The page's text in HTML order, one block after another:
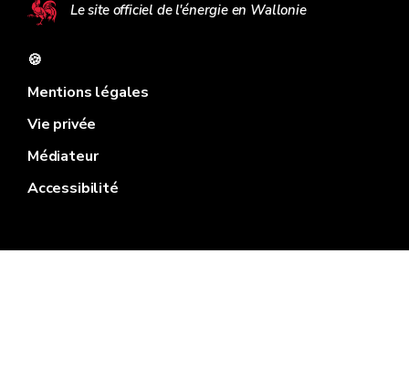
Le site officiel de l'énergie en Wallonie
🍪
Mentions légales
Vie privée
Médiateur
Accessibilité